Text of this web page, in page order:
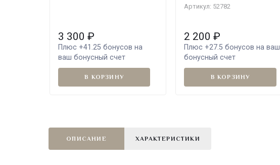
3 300 ₽
Плюс +41.25 бонусов на
ваш бонусный счет
В КОРЗИНУ
Артикул: 52782
2 200₽
Плюс +27.5 бонусов на ваш
бонусный счет
В КОРЗИНУ
ОПИСАНИЕ ХАРАКТЕРИСТИКИ